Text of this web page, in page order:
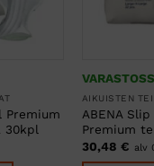
Premium
30kpl
AIKUISTEN
ABENA
Premium
30,48 € alv